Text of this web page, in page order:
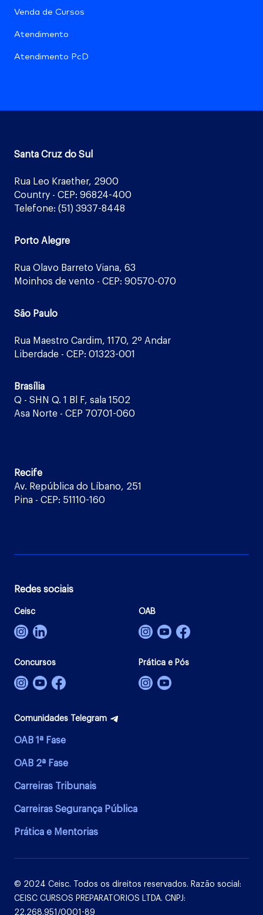
Venda de Cursos
Atendimento
Atendimento PcD
Santa Cruz do Sul
Rua Leo Kraether, 2900
Country - CEP: 96824-400
Telefone: (51) 3937-8448
Porto Alegre
Rua Olavo Barreto Viana, 63
Moinhos de vento - CEP: 90570-070
São Paulo
Rua Maestro Cardim, 1170, 2º Andar
Liberdade - CEP: 01323-001
Brasília
Q - SHN Q. 1 Bl F, sala 1502
Asa Norte - CEP 70701-060
Recife
Av. República do Líbano, 251
Pina - CEP: 51110-160
Redes sociais
Ceisc OAB
Concursos Prática e Pós
Comunidades Telegram
OAB 1ª Fase
OAB 2ª Fase
Carreiras Tribunais
Carreiras Segurança Pública
Prática e Mentorias
© 2024 Ceisc. Todos os direitos reservados. Razão social:
CEISC CURSOS PREPARATORIOS LTDA. CNPJ:
22.268.951/0001-89